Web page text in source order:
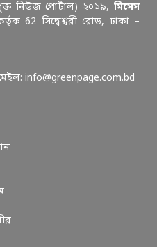
নিউজ পোর্টাল) ২০১৯, মিসেস
62 সিদ্ধেশ্বরী রোড, ঢাকা –
info@greenpage.com.bd